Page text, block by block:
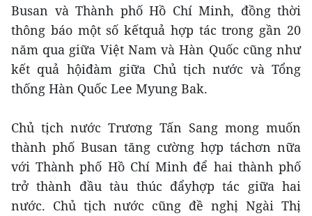
Busan và Thành phố Hồ Chí Minh, đồng thời
thông báo một số kếtquả hợp tác trong gần 20
năm qua giữa Việt Nam và Hàn Quốc cũng như
kết quả hộiđàm giữa Chủ tịch nước và Tổng
thống Hàn Quốc Lee Myung Bak.
Chủ tịch nước Trương Tấn Sang mong muốn
thành phố Busan tăng cường hợp táchơn nữa
với Thành phố Hồ Chí Minh để hai thành phố
trở thành đầu tàu thúc đẩyhợp tác giữa hai
nước. Chủ tịch nước cũng đề nghị Ngài Thị